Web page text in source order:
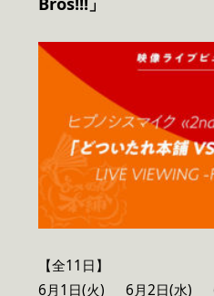
【全11日】
6月1日(火) 6月2日(水)